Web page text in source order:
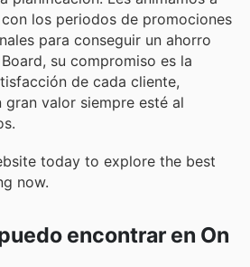
los periodos de promociones
para conseguir un ahorro
su compromiso es la
de cada cliente,
valor siempre esté al
today to explore the best
now.
encontrar en On